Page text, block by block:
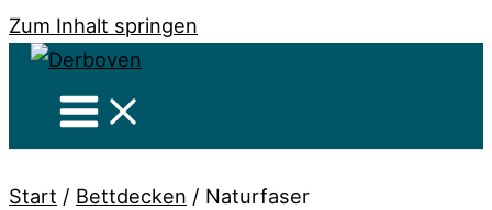
Zum Inhalt springen
Start / Bettdecken / Naturfaser